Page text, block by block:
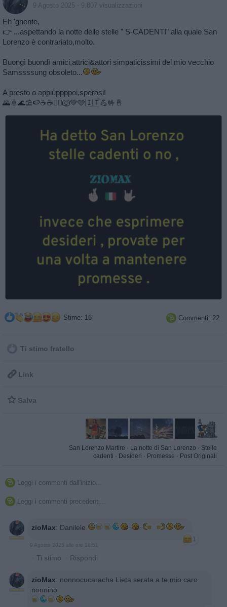
9 Agosto 2025 - 9.807 visualizzazioni
Eh 'gnente,
👉 ...aspettando la notte delle stelle " S-CADENTI" alla quale San
Lorenzo è contrariato,molto.
Buongì buondì amici,attrici&attori simpaticissimi del mio vecchio
Samssssung obsoleto...
A presto o appiùppppoi,sperasi!
🌄🌞🌊⛱️🍉☕️☕️🏃‍♂️🐺💚🩵🇮🇹💪🤟🤞
Stime: 16  Commenti: 22
Ti stimo fratello
 Link
 Salva
San Lorenzo Martire · La notte di San Lorenzo · Stelle
cadenti · Desideri · Promesse · Post Originali
 Leggi i commenti dall'inizio...
 Leggi i commenti precedenti...
zioMax: Danilele
1
9 Agosto 2025 alle ore 18:51
· Ti stimo · Rispondi
zioMax: nonnocucaracha Lieta serata a te mio caro
nonnino